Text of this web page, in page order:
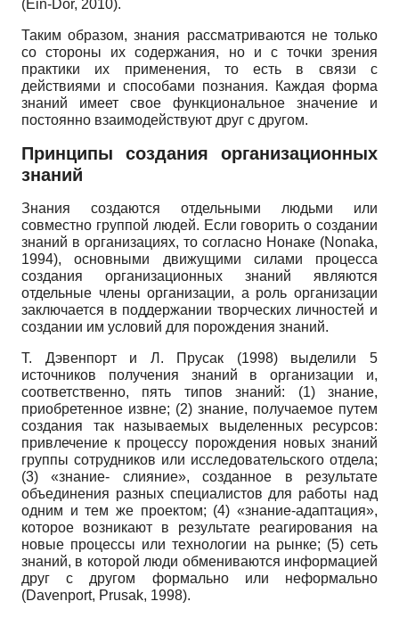
(Ein-Dor, 2010).
Таким образом, знания рассматриваются не только
со стороны их содержания, но и с точки зрения
практики их применения, то есть в связи с
действиями и способами познания. Каждая форма
знаний имеет свое функциональное значение и
постоянно взаимодействуют друг с другом.
Принципы создания организационных
знаний
Знания создаются отдельными людьми или
совместно группой людей. Если говорить о создании
знаний в организациях, то согласно Нонаке (Nonaka,
1994), основными движущими силами процесса
создания организационных знаний являются
отдельные члены организации, а роль организации
заключается в поддержании творческих личностей и
создании им условий для порождения знаний.
Т. Дэвенпорт и Л. Прусак (1998) выделили 5
источников получения знаний в организации и,
соответственно, пять типов знаний: (1) знание,
приобретенное извне; (2) знание, получаемое путем
создания так называемых выделенных ресурсов:
привлечение к процессу порождения новых знаний
группы сотрудников или исследовательского отдела;
(3) «знание- слияние», созданное в результате
объединения разных специалистов для работы над
одним и тем же проектом; (4) «знание-адаптация»,
которое возникают в результате реагирования на
новые процессы или технологии на рынке; (5) сеть
знаний, в которой люди обмениваются информацией
друг с другом формально или неформально
(Davenport, Prusak, 1998).